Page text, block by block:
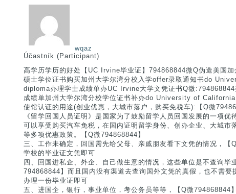
wqaz
Účastník (Participant)
高学历学历的好处【UC Irvine毕业证】794868844微Q伪造美国
硕士学位证书购买加州大学尔湾分校入学offer录取通知书do
diploma办理学士成绩单办UC Irvine大学文凭证书Q微
成绩单加州大学尔湾分校学位证书补办do University of
使馆认证的用途(创业优惠，大城市落户，购买免税车):【Q微
《留学回国人员证明》是国家为了鼓励留学人员回国发展的一项
可以享受购买汽车免税，在国内证明留学身份、创办企业、大城市
等多项优惠政策。【Q微794868844】
三、工作未确定，回国需先给父母、亲戚朋友看下文凭的情况，【
学校的毕业证文凭即可
四、回国进私企、外企、自己做生意的情况，这些单位是不查询毕
794868844】而且国内没有渠道去查询国外文凭的真假，也不需要
办理一份毕业证即可
五、进国企，银行，事业单位，考公务员等等，【Q微794868844